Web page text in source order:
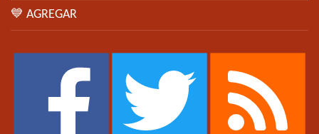
💙 AGREGAR